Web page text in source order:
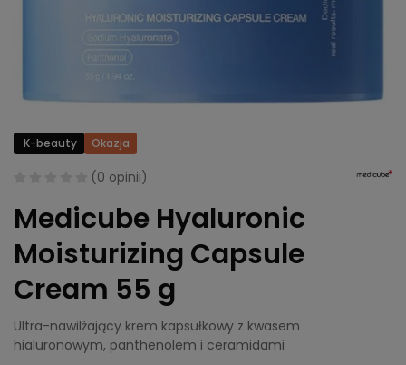
K-beauty Okazja
(0 opinii)
Medicube Hyaluronic
Moisturizing Capsule
Cream 55 g
Ultra-nawilżający krem kapsułkowy z kwasem
hialuronowym, panthenolem i ceramidami